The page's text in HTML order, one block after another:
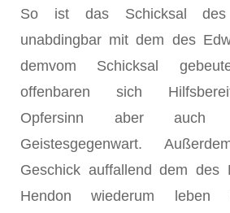
So ist das Schicksal des
unabdingbar mit dem des
demvom Schicksal
offenbaren sich
Opfersinn aber auch
Geistesgegenwart.
Geschick auffallend dem des
Hendon wiederum leben